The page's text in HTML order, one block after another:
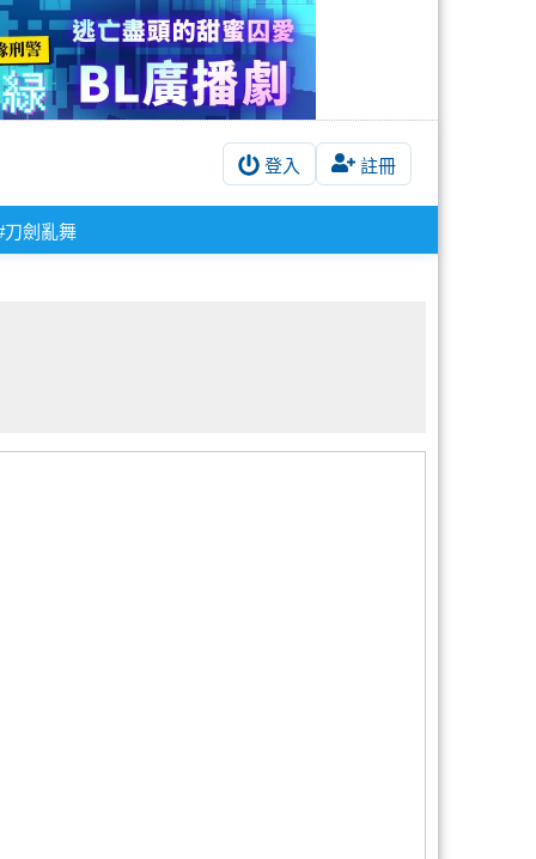
登入 註冊
刀劍亂舞